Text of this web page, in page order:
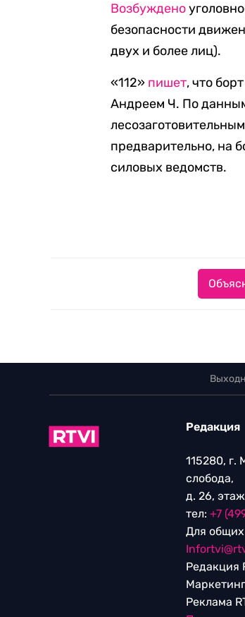
Возбуждено
безопасности
двух и более лиц).
«112» пишет, что
Андреем Ч. По
предварительно, на
силовых ведомств.
Редакция
115280, г.
слобода,
д. 26,
тел: +7
Для общих
Редакция
Реклама